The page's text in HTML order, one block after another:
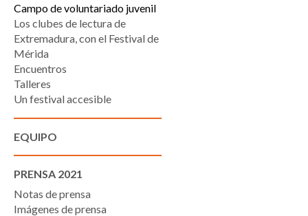
Campo de voluntariado juvenil
Los clubes de lectura de
Extremadura, con el Festival de
Mérida
Encuentros
Talleres
Un festival accesible
EQUIPO
PRENSA 2021
Notas de prensa
Imágenes de prensa